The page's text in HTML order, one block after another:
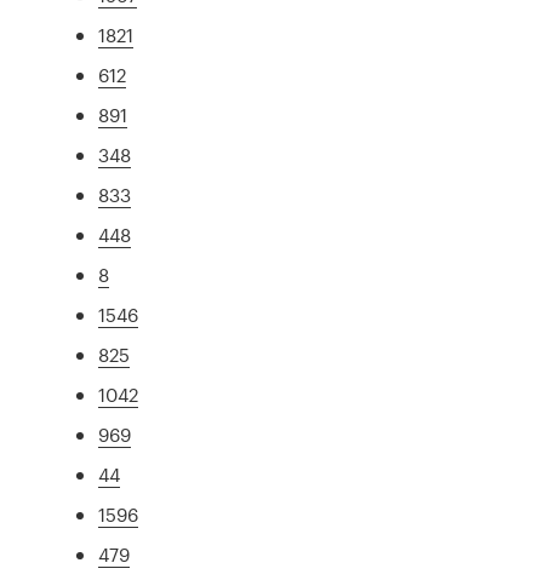
1821
612
891
348
833
448
8
1546
825
1042
969
44
1596
479